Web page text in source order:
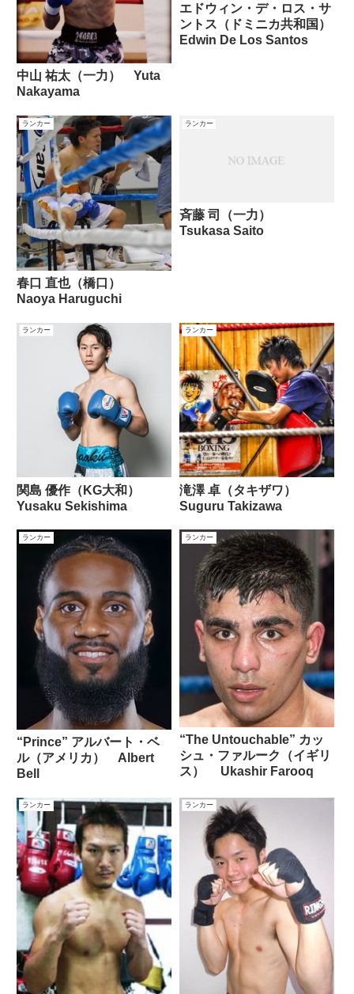
中山 祐太（一力） Yuta
Nakayama
エドウィン・デ・ロス・サ
ントス（ドミニカ共和国）
Edwin De Los Santos
ランカー
春口 直也（橋口）
Naoya Haruguchi
ランカー
斉藤 司（一力）
Tsukasa Saito
ランカー
関島 優作（KG大和）
Yusaku Sekishima
ランカー
滝澤 卓（タキザワ）
Suguru Takizawa
ランカー
“Prince” アルバート・ベ
ル（アメリカ） Albert
Bell
ランカー
“The Untouchable” カッ
シュ・ファルーク（イギリ
ス） Ukashir Farooq
ランカー ランカー